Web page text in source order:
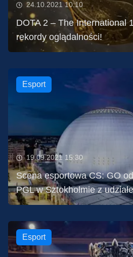
24.10.2021 10:10
DOTA 2 – The International
rekordy oglądalności!
Esport
19.09.2021 15:30
Scena esportowa CS: GO
PGL w Sztokholmie z
Esport